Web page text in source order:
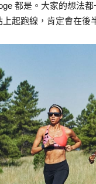
都是。大家的想法
上起跑線，肯定會在後